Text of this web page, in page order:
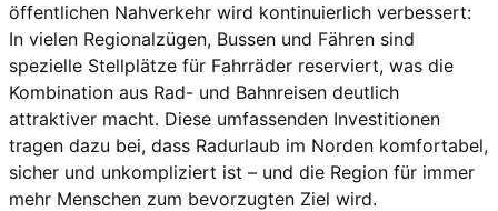
öffentlichen Nahverkehr wird kontinuierlich verbessert:
In vielen Regionalzügen, Bussen und Fähren sind
spezielle Stellplätze für Fahrräder reserviert, was die
Kombination aus Rad- und Bahnreisen deutlich
attraktiver macht. Diese umfassenden Investitionen
tragen dazu bei, dass Radurlaub im Norden komfortabel,
sicher und unkompliziert ist – und die Region für immer
mehr Menschen zum bevorzugten Ziel wird.